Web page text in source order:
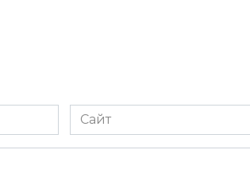
Сайт